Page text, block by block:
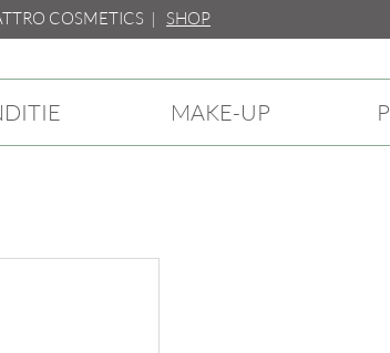
COSMETICS | SHOP
MAKE-UP